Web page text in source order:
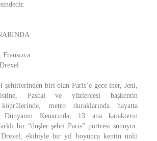
şehirlerinden biri olan Paris’e gece iner, Jeni,
Pascal ve yüzlercesi başkentin
köprülerinde, metro duraklarında hayatta
Dünyanın Kenarında, 13 ana karakterin
bir “düşler şehri Paris” portresi sunuyor.
Drexel, ekibiyle bir yıl boyunca kentin ünlü